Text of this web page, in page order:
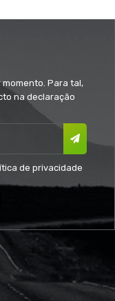
Para tal,
na declaração
de privacidade